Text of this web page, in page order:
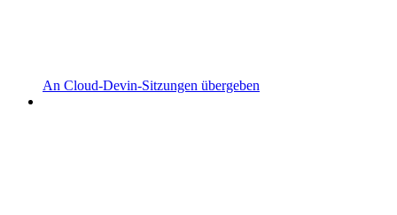
An Cloud-Devin-Sitzungen übergeben